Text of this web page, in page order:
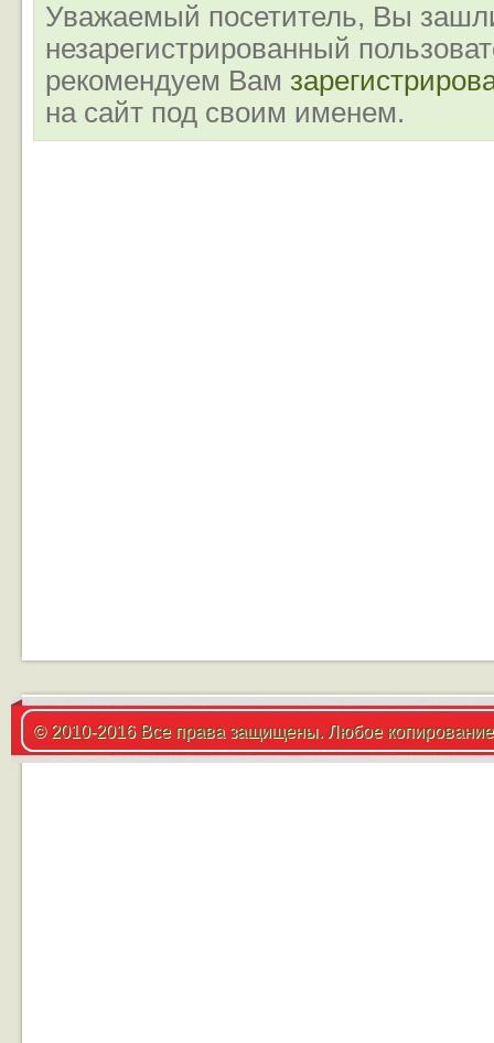
Уважаемый посетитель, Вы
незарегистрированный
рекомендуем Вам
на сайт под своим именем.
© 2010-2016 Все права защищены. Любое